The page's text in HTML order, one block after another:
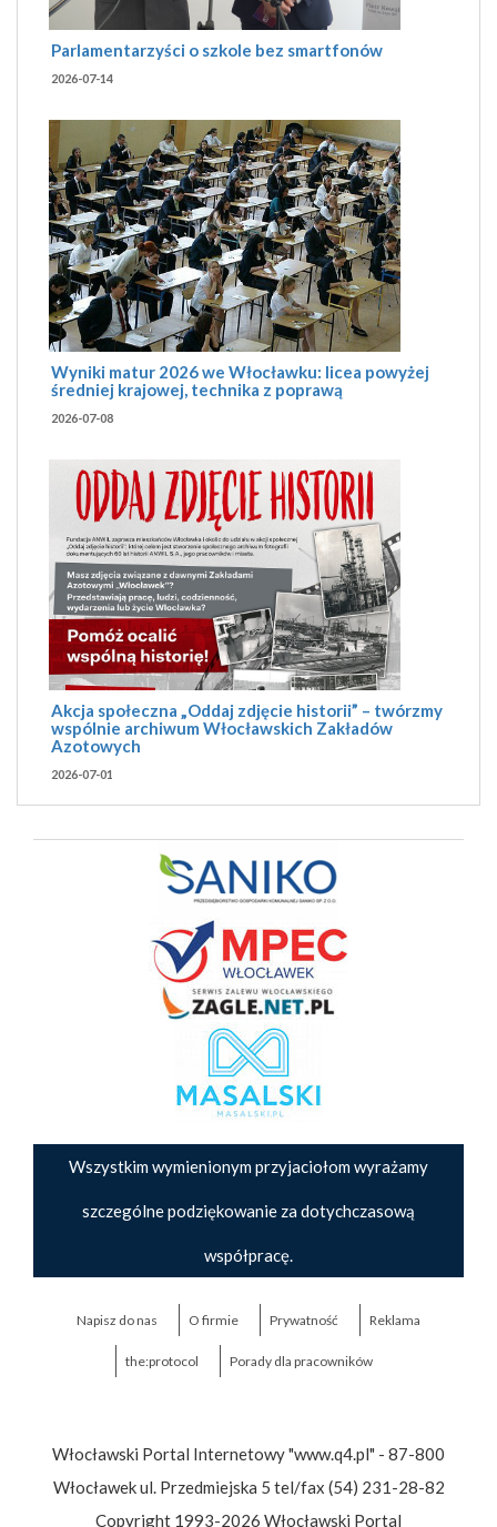
Parlamentarzyści o szkole bez smartfonów
2026-07-14
Wyniki matur 2026 we Włocławku: licea powyżej
średniej krajowej, technika z poprawą
2026-07-08
Akcja społeczna „Oddaj zdjęcie historii” – twórzmy
wspólnie archiwum Włocławskich Zakładów
Azotowych
2026-07-01
Wszystkim wymienionym przyjaciołom wyrażamy
szczególne podziękowanie za dotychczasową
współpracę.
Napisz do nas O firmie Prywatność Reklama
the:protocol Porady dla pracowników
Włocławski Portal Internetowy "www.q4.pl" - 87-800
Włocławek ul. Przedmiejska 5 tel/fax (54) 231-28-82
Copyright 1993-2026 Włocławski Portal